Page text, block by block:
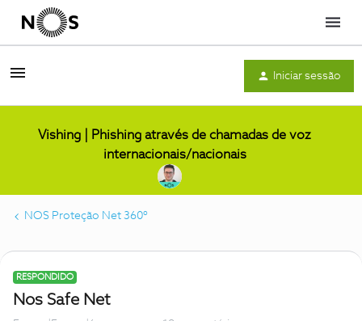
Menu
Iniciar sessão
Vishing | Phishing através de chamadas de voz
internacionais/nacionais
NOS Proteção Net 360º
RESPONDIDO
Nos Safe Net